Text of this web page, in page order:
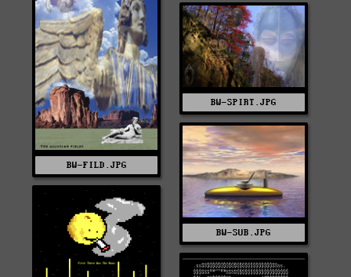
BW-FILD.JPG
BW-SPIRT.JPG
BW-SUB.JPG